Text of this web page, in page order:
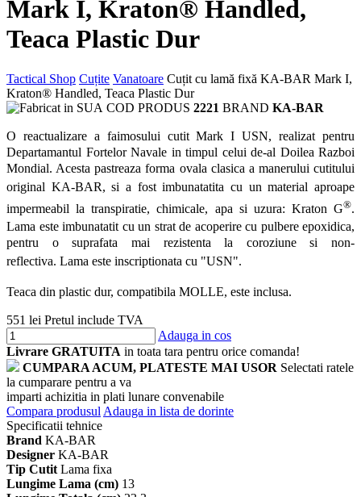
Mark I, Kraton® Handled,
Teaca Plastic Dur
Tactical Shop Cuțite Vanatoare Cuțit cu lamă fixă KA-BAR Mark I,
Kraton® Handled, Teaca Plastic Dur
COD PRODUS 2221 BRAND KA-BAR
O reactualizare a faimosului cutit Mark I USN, realizat pentru
Departamantul Fortelor Navale in timpul celui de-al Doilea Razboi
Mondial. Acesta pastreaza forma ovala clasica a manerului cutitului
original KA-BAR,si a fost imbunatatita cu un material aproape
impermeabil la transpiratie, chimicale, apa si uzura: Kraton G®.
Lama este imbunatatit cu un strat de acoperire cu pulbere epoxidica,
pentru o suprafata mai rezistenta la coroziune si non-
reflectiva. Lama este inscriptionata cu "USN".
Teaca din plastic dur, compatibila MOLLE, este inclusa.
551 lei Pretul include TVA
Adauga in cos
Livrare GRATUITA in toata tara pentru orice comanda!
CUMPARA ACUM, PLATESTE MAI USOR Selectati ratele
la cumparare pentru a va
imparti achizitia in plati lunare convenabile
Compara produsul Adauga in lista de dorinte
Specificatii tehnice
Brand KA-BAR
Designer KA-BAR
Tip Cutit Lama fixa
Lungime Lama (cm) 13